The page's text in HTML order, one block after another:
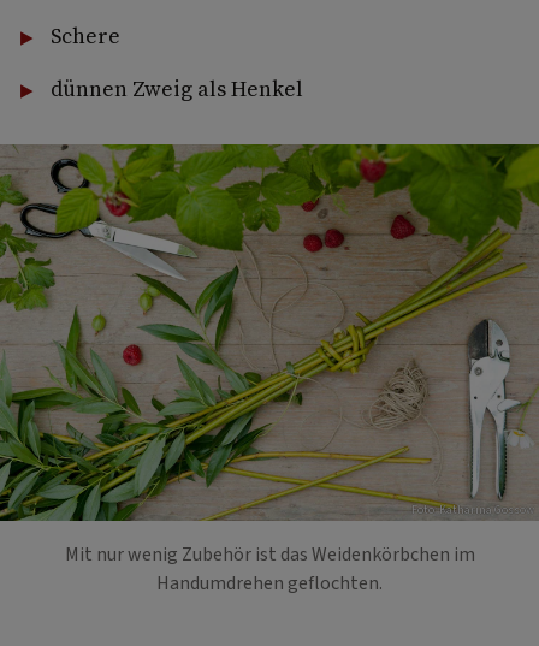
Schere
dünnen Zweig als Henkel
Foto: Katharina Gossow
Mit nur wenig Zubehör ist das Weidenkörbchen im
Handumdrehen geflochten.